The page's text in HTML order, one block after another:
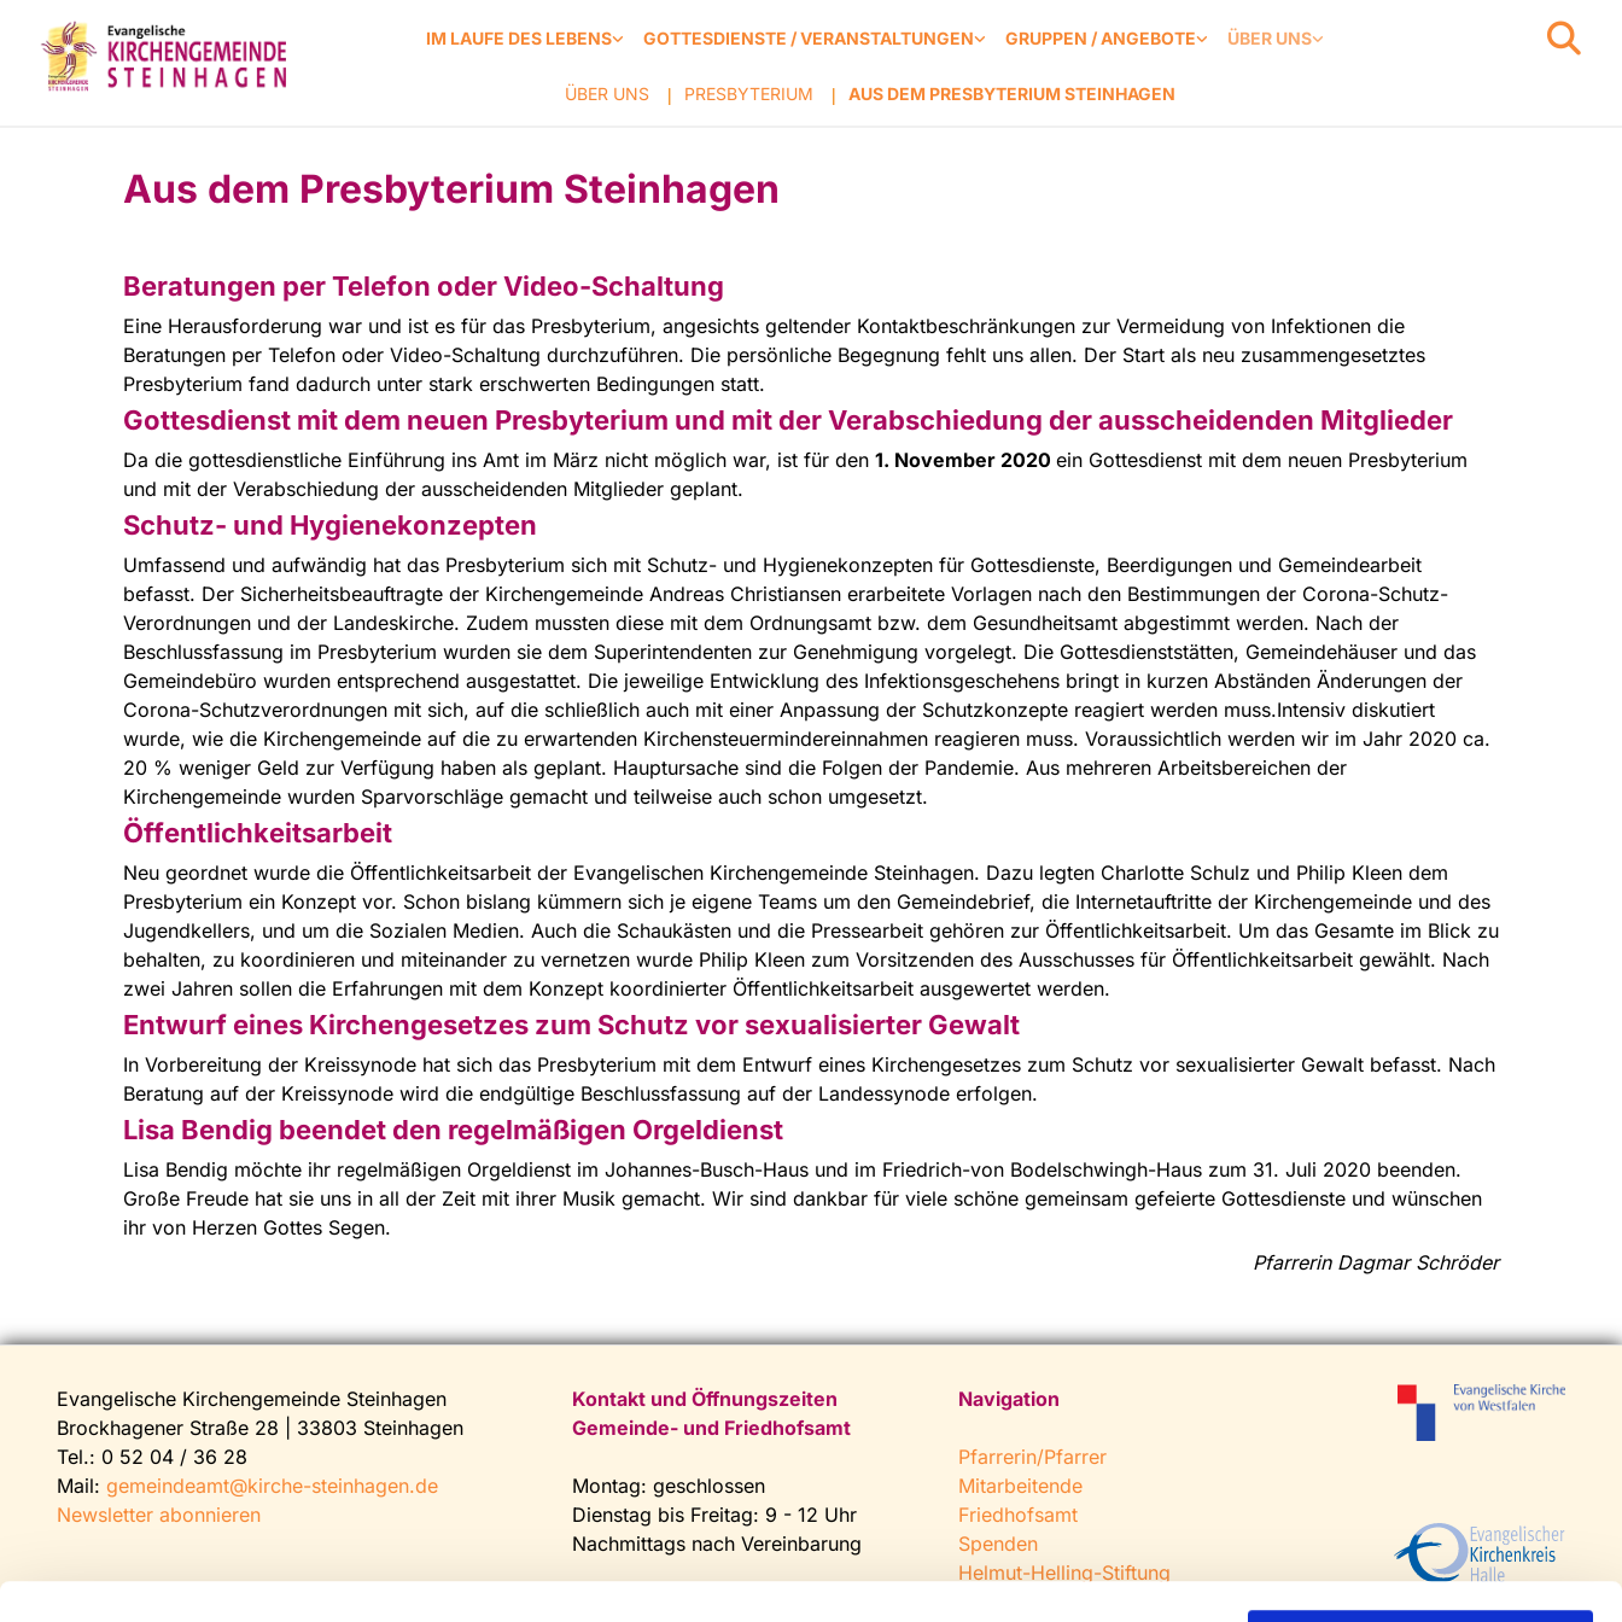
IM LAUFE DES LEBENS GOTTESDIENSTE / VERANSTALTUNGEN GRUPPEN / ANGEBOTE ÜBER UNS
ÜBER UNS | PRESBYTERIUM | AUS DEM PRESBYTERIUM STEINHAGEN
Aus dem Presbyterium Steinhagen
Beratungen per Telefon oder Video-Schaltung
Eine Herausforderung war und ist es für das Presbyterium, angesichts geltender Kontaktbeschränkungen zur Vermeidung von Infektionen die
Beratungen per Telefon oder Video-Schaltung durchzuführen. Die persönliche Begegnung fehlt uns allen. Der Start als neu zusammengesetztes
Presbyterium fand dadurch unter stark erschwerten Bedingungen statt.
Gottesdienst mit dem neuen Presbyterium und mit der Verabschiedung der ausscheidenden Mitglieder
Da die gottesdienstliche Einführung ins Amt im März nicht möglich war, ist für den 1. November 2020 ein Gottesdienst mit dem neuen Presbyterium
und mit der Verabschiedung der ausscheidenden Mitglieder geplant.
Schutz- und Hygienekonzepten
Umfassend und aufwändig hat das Presbyterium sich mit Schutz- und Hygienekonzepten für Gottesdienste, Beerdigungen und Gemeindearbeit
befasst. Der Sicherheitsbeauftragte der Kirchengemeinde Andreas Christiansen erarbeitete Vorlagen nach den Bestimmungen der Corona-Schutz-
Verordnungen und der Landeskirche. Zudem mussten diese mit dem Ordnungsamt bzw. dem Gesundheitsamt abgestimmt werden. Nach der
Beschlussfassung im Presbyterium wurden sie dem Superintendenten zur Genehmigung vorgelegt. Die Gottesdienststätten, Gemeindehäuser und das
Gemeindebüro wurden entsprechend ausgestattet. Die jeweilige Entwicklung des Infektionsgeschehens bringt in kurzen Abständen Änderungen der
Corona-Schutzverordnungen mit sich, auf die schließlich auch mit einer Anpassung der Schutzkonzepte reagiert werden muss.Intensiv diskutiert
wurde, wie die Kirchengemeinde auf die zu erwartenden Kirchensteuermindereinnahmen reagieren muss. Voraussichtlich werden wir im Jahr 2020 ca.
20 % weniger Geld zur Verfügung haben als geplant. Hauptursache sind die Folgen der Pandemie. Aus mehreren Arbeitsbereichen der
Kirchengemeinde wurden Sparvorschläge gemacht und teilweise auch schon umgesetzt.
Öffentlichkeitsarbeit
Neu geordnet wurde die Öffentlichkeitsarbeit der Evangelischen Kirchengemeinde Steinhagen. Dazu legten Charlotte Schulz und Philip Kleen dem
Presbyterium ein Konzept vor. Schon bislang kümmern sich je eigene Teams um den Gemeindebrief, die Internetauftritte der Kirchengemeinde und des
Jugendkellers, und um die Sozialen Medien. Auch die Schaukästen und die Pressearbeit gehören zur Öffentlichkeitsarbeit. Um das Gesamte im Blick zu
behalten, zu koordinieren und miteinander zu vernetzen wurde Philip Kleen zum Vorsitzenden des Ausschusses für Öffentlichkeitsarbeit gewählt. Nach
zwei Jahren sollen die Erfahrungen mit dem Konzept koordinierter Öffentlichkeitsarbeit ausgewertet werden.
Entwurf eines Kirchengesetzes zum Schutz vor sexualisierter Gewalt
In Vorbereitung der Kreissynode hat sich das Presbyterium mit dem Entwurf eines Kirchengesetzes zum Schutz vor sexualisierter Gewalt befasst. Nach
Beratung auf der Kreissynode wird die endgültige Beschlussfassung auf der Landessynode erfolgen.
Lisa Bendig beendet den regelmäßigen Orgeldienst
Lisa Bendig möchte ihr regelmäßigen Orgeldienst im Johannes-Busch-Haus und im Friedrich-von Bodelschwingh-Haus zum 31. Juli 2020 beenden.
Große Freude hat sie uns in all der Zeit mit ihrer Musik gemacht. Wir sind dankbar für viele schöne gemeinsam gefeierte Gottesdienste und wünschen
ihr von Herzen Gottes Segen.
Pfarrerin Dagmar Schröder
Evangelische Kirchengemeinde Steinhagen
Brockhagener Straße 28 | 33803 Steinhagen
Tel.: 0 52 04 / 36 28
Mail: gemeindeamt@kirche-steinhagen.de
Newsletter abonnieren
Kontakt und Öffnungszeiten
Gemeinde- und Friedhofsamt
Montag: geschlossen
Dienstag bis Freitag: 9 - 12 Uhr
Nachmittags nach Vereinbarung
Navigation
Pfarrerin/Pfarrer
Mitarbeitende
Friedhofsamt
Spenden
Helmut-Helling-Stiftung